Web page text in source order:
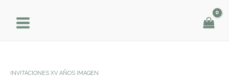
contenido
INVITACIONES XV AÑOS IMAGEN
cantidad